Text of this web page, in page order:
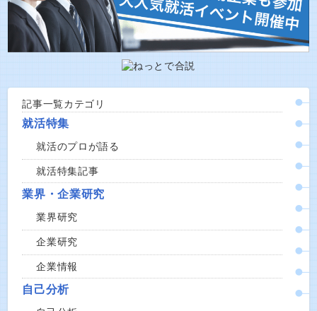
記事一覧カテゴリ
就活特集
就活のプロが語る
就活特集記事
業界・企業研究
業界研究
企業研究
企業情報
自己分析